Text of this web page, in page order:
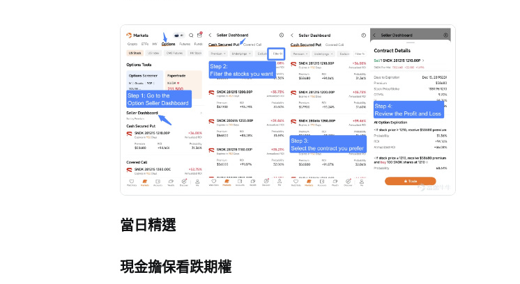
當日精選
現金擔保看跌期權